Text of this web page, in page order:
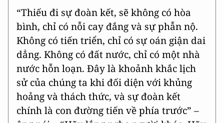
“Thiếu đi sự đoàn kết, sẽ không có hòa
bình, chỉ có nỗi cay đắng và sự phẫn nộ.
Không có tiến triển, chỉ có sự oán giận dai
dẳng. Không có đất nước, chỉ có một nhà
nước hỗn loạn. Đây là khoảnh khắc lịch
sử của chúng ta khi đối diện với khủng
hoảng và thách thức, và sự đoàn kết
chính là con đường tiến về phía trước” –